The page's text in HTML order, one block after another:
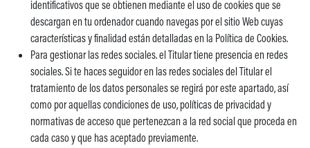
identificativos que se obtienen mediante el uso de cookies que se
descargan en tu ordenador cuando navegas por el sitio Web cuyas
características y finalidad están detalladas en la Política de Cookies.
Para gestionar las redes sociales. el Titular tiene presencia en redes
sociales. Si te haces seguidor en las redes sociales del Titular el
tratamiento de los datos personales se regirá por este apartado, así
como por aquellas condiciones de uso, políticas de privacidad y
normativas de acceso que pertenezcan a la red social que proceda en
cada caso y que has aceptado previamente.